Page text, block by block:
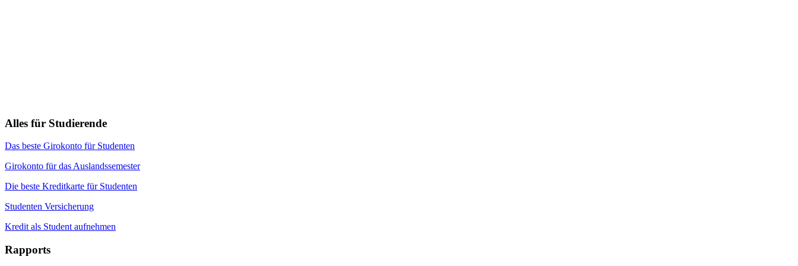
Alles für Studierende
Das beste Girokonto für Studenten
Girokonto für das Auslandssemester
Die beste Kreditkarte für Studenten
Studenten Versicherung
Kredit als Student aufnehmen
Rapports